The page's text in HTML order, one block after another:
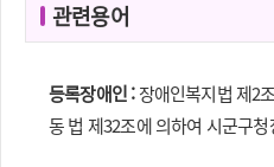
관련용어
등록장애인 :장애인복지법 제2
동 법 제32조에 의하여 시군구